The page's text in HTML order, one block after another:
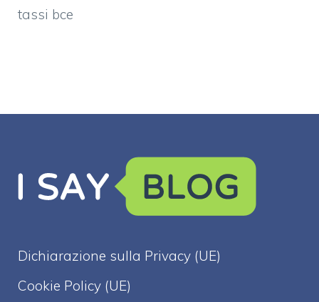
tassi bce
Dichiarazione sulla Privacy (UE)
Cookie Policy (UE)